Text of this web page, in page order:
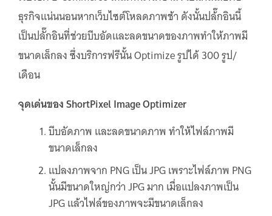
ธุรกิจแน่นนอนหากเว็บไซต์โหลดภาพช้า ดังนั้นปล้๊กอินนี้
เป็นปลั๊กอินที่ช่วยบีบอัดและลดขนาดของภาพทำให้ภาพมี
ขนาดเล็กลง ซึ่งบริการฟรีนั้น Optimize รูปได้ 300 รูป/
เดือน
จุดเด่นของ ShortPixel Image Optimizer
บีบอัดภาพ และลดขนาดภาพ ทำให้ไฟล์ภาพมี
ขนาดเล็กลง
แปลงภาพจาก PNG เป็น JPG เพราะไฟล์ภาพ PNG
นั้นมีขนาดใหญ่กว่า JPG มาก เมื่อแปลงภาพเป็น
JPG แล้วไฟล์ของภาพจะมีขนาดเล็กลง